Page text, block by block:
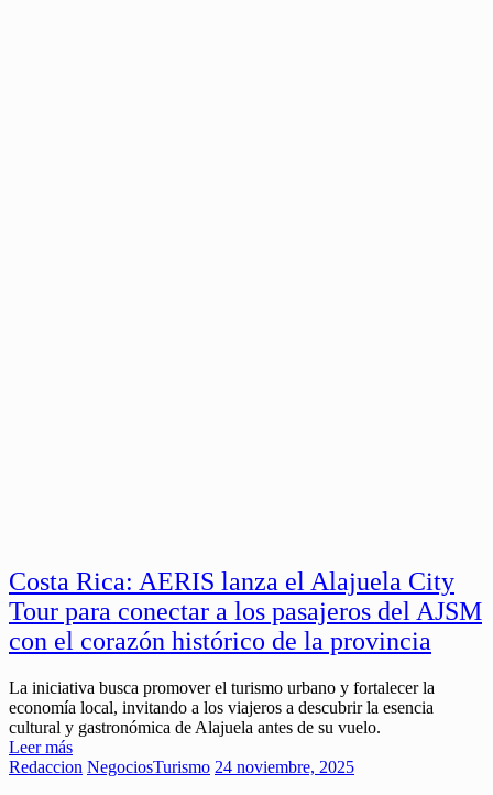
Costa Rica: AERIS lanza el Alajuela City
Tour para conectar a los pasajeros del AJSM
con el corazón histórico de la provincia
La iniciativa busca promover el turismo urbano y fortalecer la
economía local, invitando a los viajeros a descubrir la esencia
cultural y gastronómica de Alajuela antes de su vuelo.
Leer más
Redaccion NegociosTurismo 24 noviembre, 2025